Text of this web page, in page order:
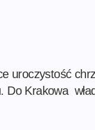
uroczystość
Do Krakowa